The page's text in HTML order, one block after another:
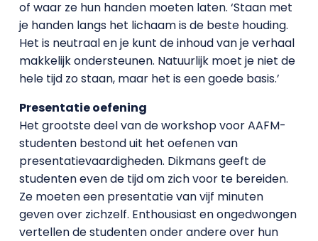
of waar ze hun handen moeten laten. ‘Staan met
je handen langs het lichaam is de beste houding.
Het is neutraal en je kunt de inhoud van je verhaal
makkelijk ondersteunen. Natuurlijk moet je niet de
hele tijd zo staan, maar het is een goede basis.’
Presentatie oefening
Het grootste deel van de workshop voor AAFM-
studenten bestond uit het oefenen van
presentatievaardigheden. Dikmans geeft de
studenten even de tijd om zich voor te bereiden.
Ze moeten een presentatie van vijf minuten
geven over zichzelf. Enthousiast en ongedwongen
vertellen de studenten onder andere over hun